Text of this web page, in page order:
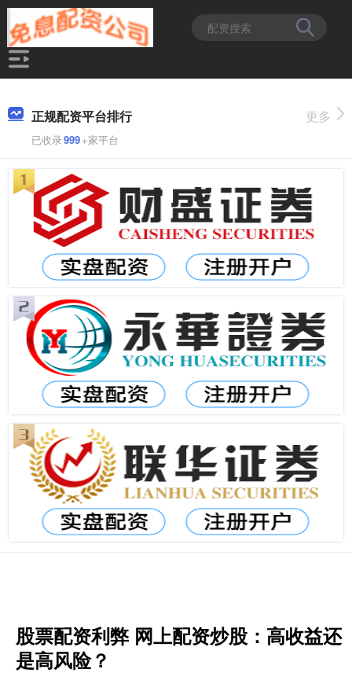
正规配资平台排行
已收录999+家平台
更多
股票配资利弊 网上配资炒股：高收益还
是高风险？